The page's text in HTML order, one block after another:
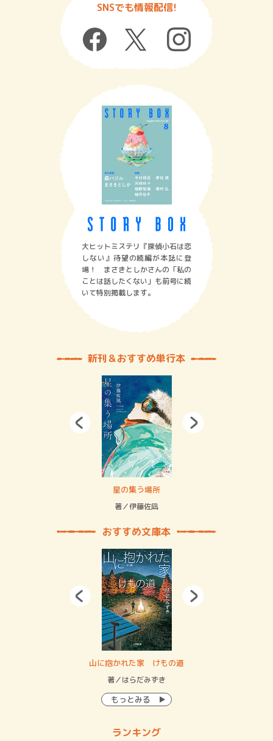
SNSでも情報配信!
大ヒットミステリ『探偵小石は恋
しない』待望の続編が本誌に登
場！ まさきとしかさんの「私の
ことは話したくない」も前号に続
いて特別掲載します。
新刊＆おすすめ単行本
星の集う場所
著／伊藤佐凪
おすすめ文庫本
山に抱かれた家 けもの道
著／はらだみずき
もっとみる
ランキング